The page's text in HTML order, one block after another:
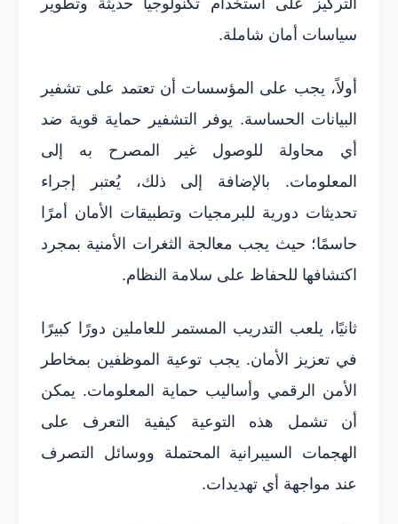
سياسات أمان شاملة.
أولاً، يجب على المؤسسات أن تعتمد على تشفير
البيانات الحساسة. يوفر التشفير حماية قوية ضد
أي محاولة للوصول غير المصرح به إلى
المعلومات. بالإضافة إلى ذلك، يُعتبر إجراء
تحديثات دورية للبرمجيات وتطبيقات الأمان أمرًا
حاسمًا؛ حيث يجب معالجة الثغرات الأمنية بمجرد
اكتشافها للحفاظ على سلامة النظام.
ثانيًا، يلعب التدريب المستمر للعاملين دورًا كبيرًا
في تعزيز الأمان. يجب توعية الموظفين بمخاطر
الأمن الرقمي وأساليب حماية المعلومات. يمكن
أن تشمل هذه التوعية كيفية التعرف على
الهجمات السيبرانية المحتملة ووسائل التصرف
عند مواجهة أي تهديدات.